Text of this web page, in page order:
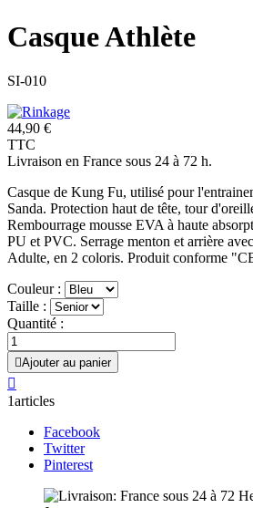
Casque Athlète
SI-010
44,90 €
TTC
Livraison en France sous 24 à 72 h.
Casque de Kung Fu, utilisé pour
Sanda. Protection haut de tête, tour
Rembourrage mousse EVA à haute
PU et PVC. Serrage menton et arrière
Adulte, en 2 coloris. Produit conforme
Couleur :
Taille :
Quantité :
Ajouter au panier

1articles
Facebook
Twitter
Pinterest